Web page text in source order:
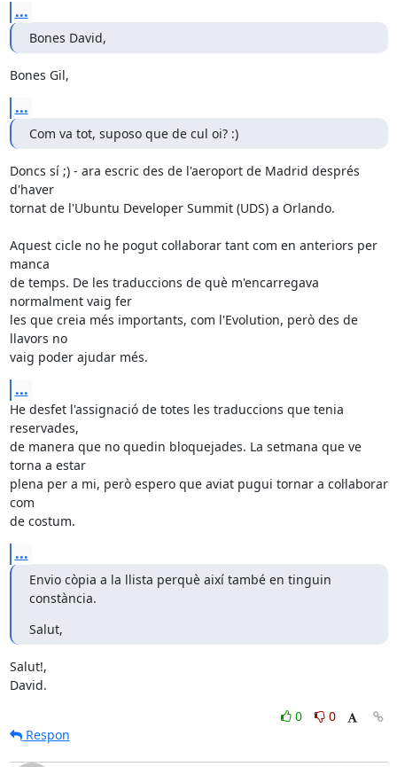
...
Bones David,
Bones Gil,
...
Com va tot, suposo que de cul oi? :)
Doncs sí ;) - ara escric des de l'aeroport de Madrid després
d'haver
tornat de l'Ubuntu Developer Summit (UDS) a Orlando.
Aquest cicle no he pogut col·laborar tant com en anteriors per
manca
de temps. De les traduccions de què m'encarregava
normalment vaig fer
les que creia més importants, com l'Evolution, però des de
llavors no
vaig poder ajudar més.
...
He desfet l'assignació de totes les traduccions que tenia
reservades,
de manera que no quedin bloquejades. La setmana que ve
torna a estar
plena per a mi, però espero que aviat pugui tornar a col·laborar
com
de costum.
...
Envio còpia a la llista perquè així també en tinguin
constància.
Salut,
Salut!,
David.
0
0
Respon